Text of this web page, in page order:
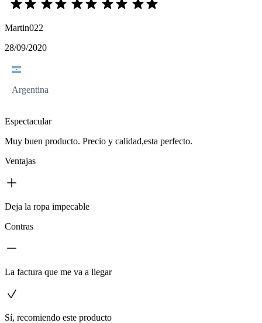
Martin022
28/09/2020
Argentina
Espectacular
Muy buen producto. Precio y calidad,esta perfecto.
Ventajas
Deja la ropa impecable
Contras
La factura que me va a llegar
Sí, recomiendo este producto